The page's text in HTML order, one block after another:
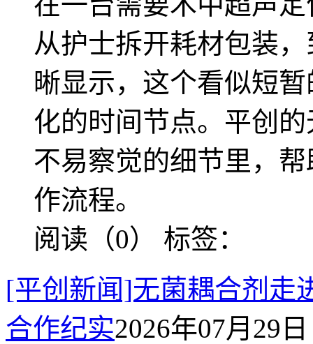
从护士拆开耗材包装
晰显示，这个看似短
化的时间节点。平创
不易察觉的细节里，
作流程。
阅读（0） 标签：
[平创新闻]无菌耦合剂
合作纪实2026年07月29